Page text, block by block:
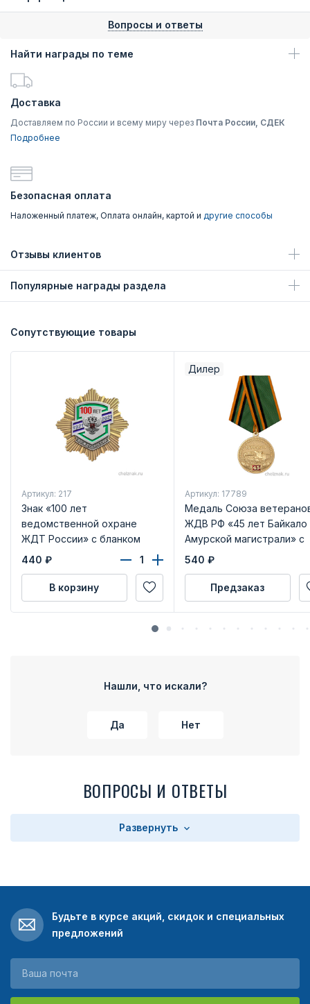
Вопросы и ответы
Найти награды по теме
Доставка
Доставляем по России и всему миру через Почта России, СДЕК
Подробнее
Безопасная оплата
Наложенный платеж, Оплата онлайн, картой и другие способы
Отзывы клиентов
Популярные награды раздела
Сопутствующие товары
Артикул: 217
Знак «100 лет
ведомственной охране
ЖДТ России» с бланком
удостоверения
440 ₽
В корзину
Дилер
Артикул: 17789
Медаль Союза
ЖДВ РФ «45 лет Байкало
Амурской магистрали» с
бланком удостоверения
540 ₽
Предзаказ
Нашли, что искали?
Да Нет
ВОПРОСЫ И ОТВЕТЫ
Развернуть
Будьте в курсе акций, скидок и специальных
предложений